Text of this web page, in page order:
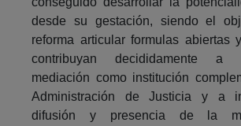
desde su gestación, siendo el
reforma articular formulas abiertas
contribuyan decididamente a
mediación como institución
Administración de Justicia y a
difusión y presencia de la